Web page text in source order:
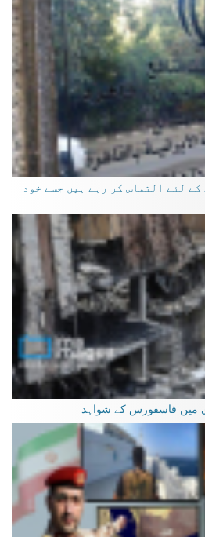
لئے التماس کر رہے ہیں جسے خود
میں فاسفورس کے شواہد